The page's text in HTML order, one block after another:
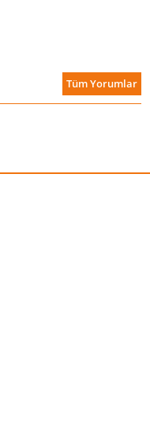
Tüm Yorumlar